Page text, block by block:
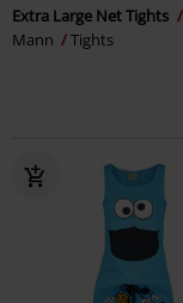
Extra Large Net Tights
Mann
Tights